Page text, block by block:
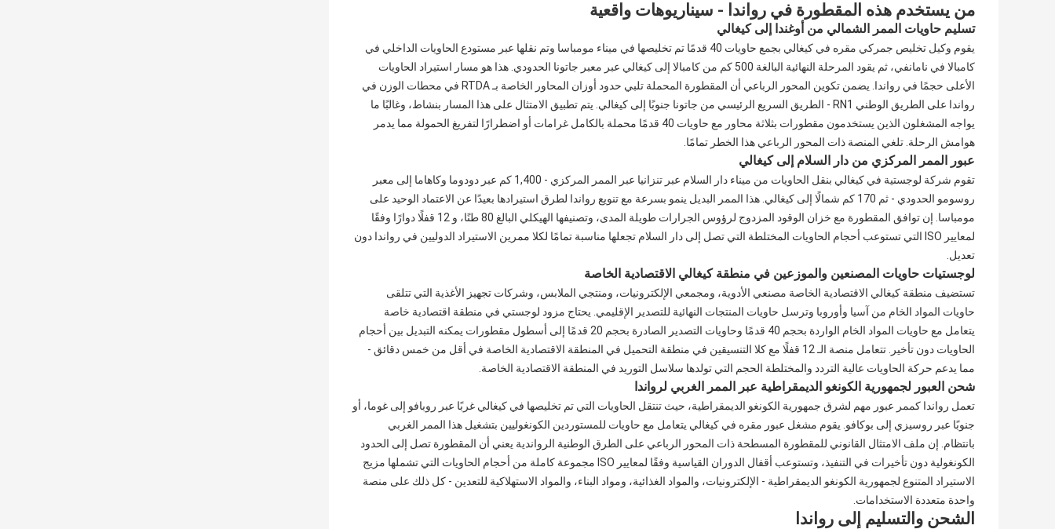
من يستخدم هذه المقطورة في رواندا - سيناريوهات واقعية
تسليم حاويات الممر الشمالي من أوغندا إلى كيغالي
يقوم وكيل تخليص جمركي مقره في كيغالي بجمع حاويات 40 قدمًا تم تخليصها في ميناء مومباسا وتم نقلها عبر مستودع الحاويات الداخلي في
كامبالا في نامانفي، ثم يقود المرحلة النهائية البالغة 500 كم من كامبالا إلى كيغالي عبر معبر جاتونا الحدودي. هذا هو مسار استيراد الحاويات
الأعلى حجمًا في رواندا. يضمن تكوين المحور الرباعي أن المقطورة المحملة تلبي حدود أوزان المحاور الخاصة بـ RTDA في محطات الوزن في
رواندا على الطريق الوطني RN1 - الطريق السريع الرئيسي من جاتونا جنوبًا إلى كيغالي. يتم تطبيق الامتثال على هذا المسار بنشاط، وغالبًا ما
يواجه المشغلون الذين يستخدمون مقطورات بثلاثة محاور مع حاويات 40 قدمًا محملة بالكامل غرامات أو اضطرارًا لتفريغ الحمولة مما يدمر
هوامش الرحلة. تلغي المنصة ذات المحور الرباعي هذا الخطر تمامًا.
عبور الممر المركزي من دار السلام إلى كيغالي
تقوم شركة لوجستية في كيغالي بنقل الحاويات من ميناء دار السلام عبر تنزانيا عبر الممر المركزي - 1,400 كم عبر دودوما وكاهاما إلى معبر
روسومو الحدودي - ثم 170 كم شمالًا إلى كيغالي. هذا الممر البديل ينمو بسرعة مع تنويع رواندا لطرق استيرادها بعيدًا عن الاعتماد الوحيد على
مومباسا. إن توافق المقطورة مع خزان الوقود المزدوج لرؤوس الجرارات طويلة المدى، وتصنيفها الهيكلي البالغ 80 طنًا، و 12 قفلًا دوارًا وفقًا
لمعايير ISO التي تستوعب أحجام الحاويات المختلطة التي تصل إلى دار السلام تجعلها مناسبة تمامًا لكلا ممرين الاستيراد الدوليين في رواندا دون
تعديل.
لوجستيات حاويات المصنعين والموزعين في منطقة كيغالي الاقتصادية الخاصة
تستضيف منطقة كيغالي الاقتصادية الخاصة مصنعي الأدوية، ومجمعي الإلكترونيات، ومنتجي الملابس، وشركات تجهيز الأغذية التي تتلقى
حاويات المواد الخام من آسيا وأوروبا وترسل حاويات المنتجات النهائية للتصدير الإقليمي. يحتاج مزود لوجستي في منطقة اقتصادية خاصة
يتعامل مع حاويات المواد الخام الواردة بحجم 40 قدمًا وحاويات التصدير الصادرة بحجم 20 قدمًا إلى أسطول مقطورات يمكنه التبديل بين أحجام
الحاويات دون تأخير. تتعامل منصة الـ 12 قفلًا مع كلا التنسيقين في منطقة التحميل في المنطقة الاقتصادية الخاصة في أقل من خمس دقائق -
مما يدعم حركة الحاويات عالية التردد والمختلطة الحجم التي تولدها سلاسل التوريد في المنطقة الاقتصادية الخاصة.
شحن العبور لجمهورية الكونغو الديمقراطية عبر الممر الغربي لرواندا
تعمل رواندا كممر عبور مهم لشرق جمهورية الكونغو الديمقراطية، حيث تنتقل الحاويات التي تم تخليصها في كيغالي غربًا عبر روبافو إلى غوما، أو
جنوبًا عبر روسيزي إلى بوكافو. يقوم مشغل عبور مقره في كيغالي يتعامل مع حاويات للمستوردين الكونغوليين بتشغيل هذا الممر الغربي
بانتظام. إن ملف الامتثال القانوني للمقطورة المسطحة ذات المحور الرباعي على الطرق الوطنية الرواندية يعني أن المقطورة تصل إلى الحدود
الكونغولية دون تأخيرات في التنفيذ، وتستوعب أقفال الدوران القياسية وفقًا لمعايير ISO مجموعة كاملة من أحجام الحاويات التي تشملها مزيج
الاستيراد المتنوع لجمهورية الكونغو الديمقراطية - الإلكترونيات، والمواد الغذائية، ومواد البناء، والمواد الاستهلاكية للتعدين - كل ذلك على منصة
واحدة متعددة الاستخدامات.
الشحن والتسليم إلى رواندا